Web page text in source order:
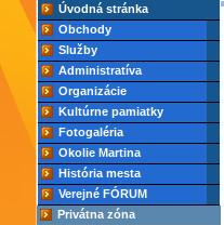
Úvodná stránka
Obchody
Služby
Administratíva
Organizácie
Kultúrne pamiatky
Fotogaléria
Okolie Martina
História mesta
Verejné FÓRUM
Privátna zóna